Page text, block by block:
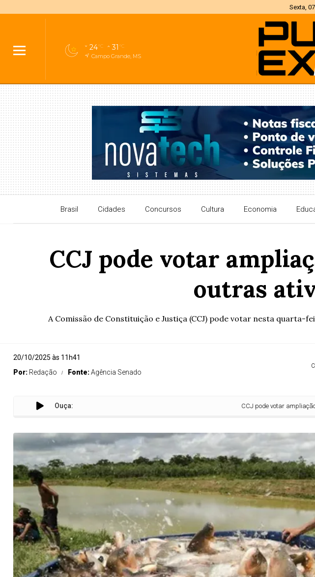
Sexta,
24°C 31 °C
Campo Grande, MS
Brasil Cidades Concursos Cultura Economia
CCJ pode votar
outras
A Comissão de Constituição e Justiça (CCJ) pode votar nesta
20/10/2025 às 11h41
Por: Redação Fonte:Agência Senado
Ouça: CCJ pode votar ampliação do